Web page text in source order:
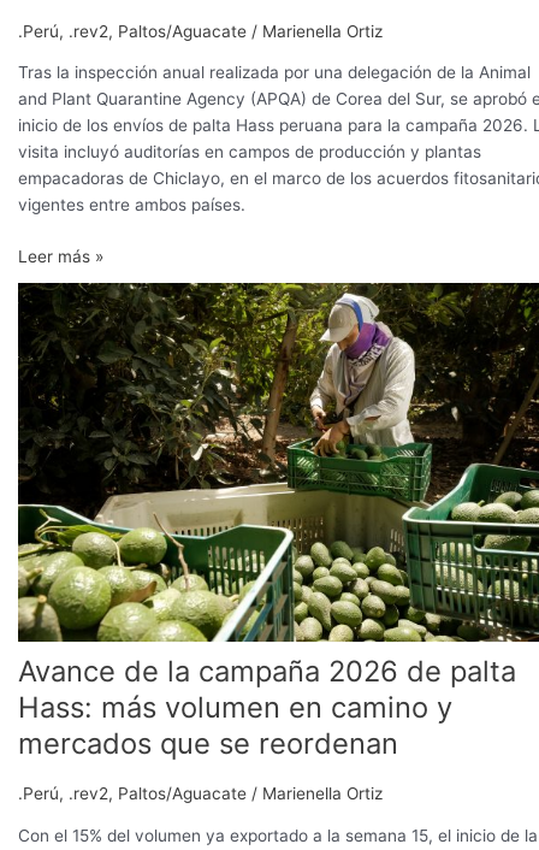
.Perú, .rev2, Paltos/Aguacate / Marienella Ortiz
Tras la inspección anual realizada por una delegación de la Animal
and Plant Quarantine Agency (APQA) de Corea del Sur, se aprobó
inicio de los envíos de palta Hass peruana para la campaña 2026.
visita incluyó auditorías en campos de producción y plantas
empacadoras de Chiclayo, en el marco de los acuerdos
vigentes entre ambos países.
Leer más »
Avance de la campaña 2026 de palta
Hass: más volumen en camino y
mercados que se reordenan
.Perú, .rev2, Paltos/Aguacate / Marienella Ortiz
Con el 15% del volumen ya exportado a la semana 15, el inicio de la
Avance
de
campaña
2026
de
palta
Hass:
más
volumen
en
camino
y
mercados
que
se
reordenan